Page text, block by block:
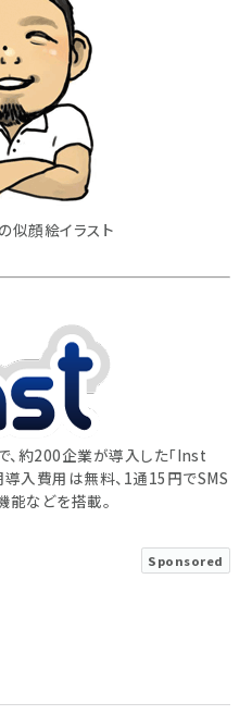
似顔絵イラスト
、約200企業が導入した「Inst
導入費用は無料、1通15円でSMS
能などを搭載。
Sponsored